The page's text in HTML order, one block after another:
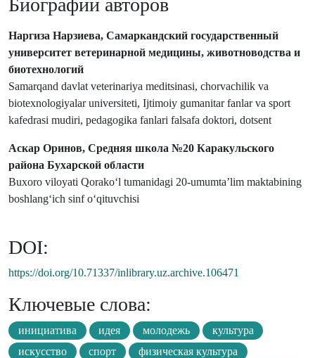
Биографии авторов
Наргиза Нарзиева, Самаркандский государственный
университет ветеринарной медицины, животноводства и
биотехнологий
Samarqand davlat veterinariya meditsinasi, chorvachilik va
biotexnologiyalar universiteti, Ijtimoiy gumanitar fanlar va sport
kafedrasi mudiri, pedagogika fanlari falsafa doktori, dotsent
Аскар Оринов, Средняя школа №20 Каракульского
района Бухарской области
Buxoro viloyati Qorako‘l tumanidagi 20-umumta’lim maktabining
boshlang‘ich sinf o‘qituvchisi
DOI:
https://doi.org/10.71337/inlibrary.uz.archive.106471
Ключевые слова:
инициатива идея молодежь
культура
искусство
спорт
физическая культура